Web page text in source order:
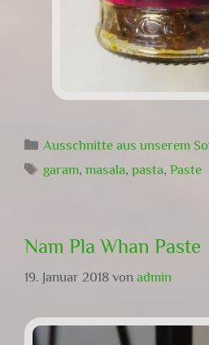
Kategorien
Ausschnitte aus unserem
Schlagwörter
garam,masala,pasta,Paste
Nam Pla Whan Paste
19. Januar 2018 von admin